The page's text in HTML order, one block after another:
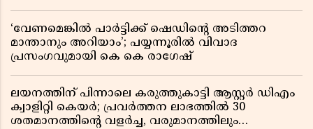
‘വേണമെങ്കിൽ പാർട്ടിക്ക് ഷെഡിൻ്റെ അടിത്തറ
മാന്താനും അറിയാം’; പയ്യന്നൂരിൽ വിവാദ
പ്രസംഗവുമായി കെ കെ രാഗേഷ്
ലയനത്തിന് പിന്നാലെ കരുത്തുകാട്ടി ആസ്റ്റർ ഡിഎം
ക്വാളിറ്റി കെയർ; പ്രവർത്തന ലാഭത്തിൽ 30
ശതമാനത്തിൻ്റെ വളർച്ച, വരുമാനത്തിലും